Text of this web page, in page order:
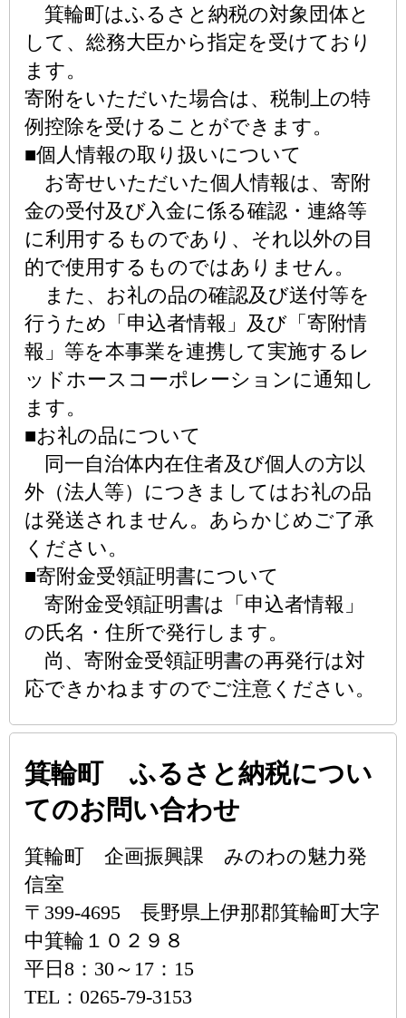
箕輪町はふるさと納税の対象団体と
して、総務大臣から指定を受けており
ます。
寄附をいただいた場合は、税制上の特
例控除を受けることができます。
■個人情報の取り扱いについて
お寄せいただいた個人情報は、寄附
金の受付及び入金に係る確認・連絡等
に利用するものであり、それ以外の目
的で使用するものではありません。
また、お礼の品の確認及び送付等を
行うため「申込者情報」及び「寄附情
報」等を本事業を連携して実施するレ
ッドホースコーポレーションに通知し
ます。
■お礼の品について
同一自治体内在住者及び個人の方以
外（法人等）につきましてはお礼の品
は発送されません。あらかじめご了承
ください。
■寄附金受領証明書について
寄附金受領証明書は「申込者情報」
の氏名・住所で発行します。
尚、寄附金受領証明書の再発行は対
応できかねますのでご注意ください。
箕輪町 ふるさと納税につい
てのお問い合わせ
箕輪町 企画振興課 みのわの魅力発
信室
〒399-4695 長野県上伊那郡箕輪町大字
中箕輪１０２９８
平日8：30～17：15
TEL：0265-79-3153